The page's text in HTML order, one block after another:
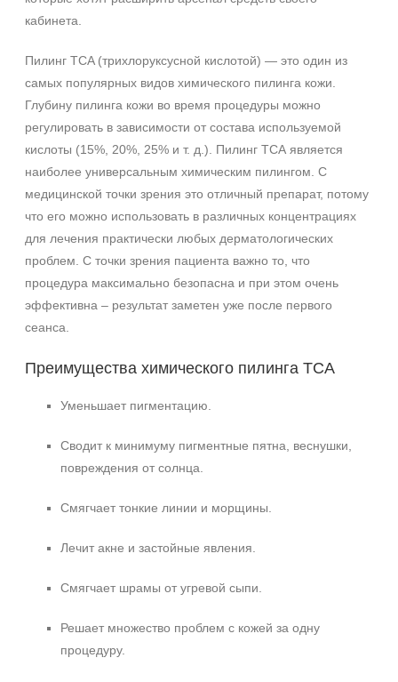
кабинета.
Пилинг TCA (трихлоруксусной кислотой) — это один из
самых популярных видов химического пилинга кожи.
Глубину пилинга кожи во время процедуры можно
регулировать в зависимости от состава используемой
кислоты (15%, 20%, 25% и т. д.). Пилинг ТСА является
наиболее универсальным химическим пилингом. С
медицинской точки зрения это отличный препарат, потому
что его можно использовать в различных концентрациях
для лечения практически любых дерматологических
проблем. С точки зрения пациента важно то, что
процедура максимально безопасна и при этом очень
эффективна – результат заметен уже после первого
сеанса.
Преимущества химического пилинга ТСА
Уменьшает пигментацию.
Сводит к минимуму пигментные пятна, веснушки,
повреждения от солнца.
Смягчает тонкие линии и морщины.
Лечит акне и застойные явления.
Смягчает шрамы от угревой сыпи.
Решает множество проблем с кожей за одну
процедуру.
+7 (495) 640-58-89